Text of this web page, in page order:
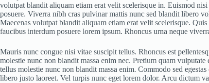
volutpat blandit aliquam etiam erat velit scelerisque in. Euismod
posuere. Viverra nibh cras pulvinar mattis nunc sed blandit libero
Maecenas volutpat blandit aliquam etiam erat velit scelerisque.
faucibus interdum posuere lorem ipsum. Rhoncus urna neque
Mauris nunc congue nisi vitae suscipit tellus. Rhoncus est
molestie nunc non blandit massa enim nec. Pretium quam
tellus molestie nunc non blandit massa enim. Commodo sed
libero justo laoreet. Vel turpis nunc eget lorem dolor. Arcu dictum